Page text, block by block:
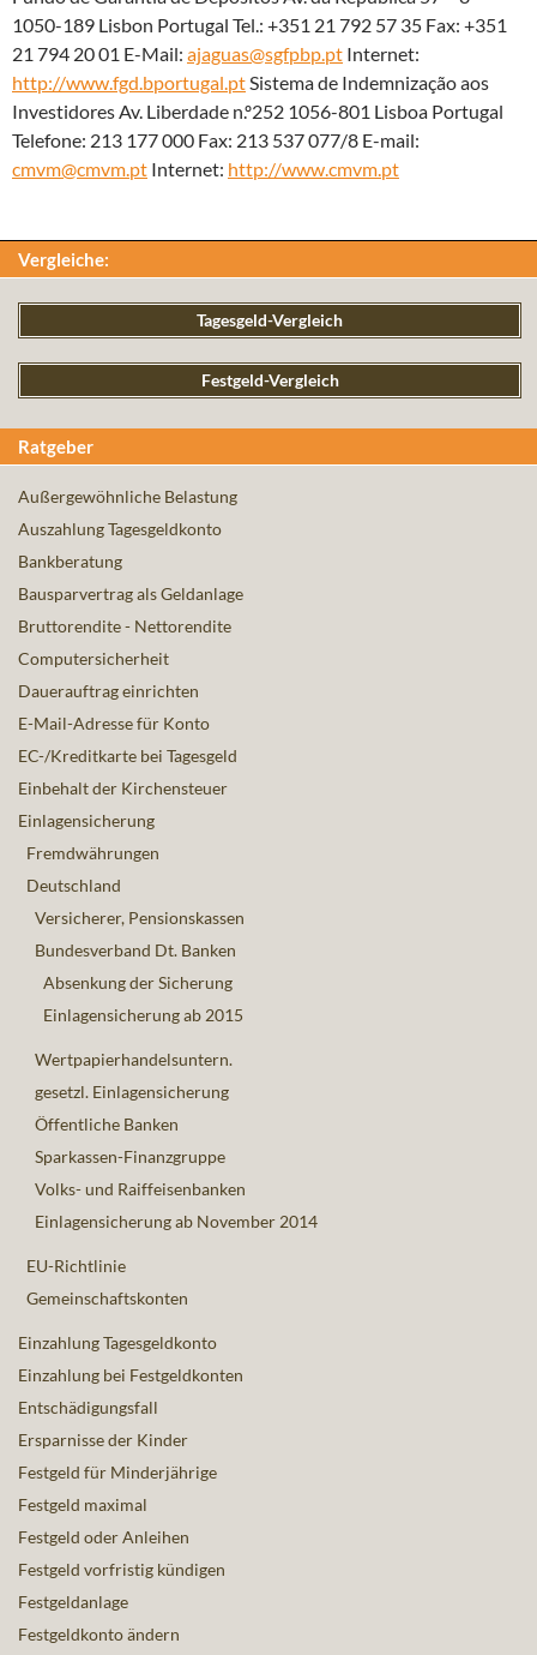
1050-189 Lisbon Portugal Tel.: +351 21 792 57 35 Fax: +351
21 794 20 01 E-Mail: ajaguas@sgfpbp.pt Internet:
http://www.fgd.bportugal.ptSistema de Indemnização aos
Investidores Av. Liberdade n.º252 1056-801 Lisboa Portugal
Telefone: 213 177 000 Fax: 213 537 077/8 E-mail:
cmvm@cmvm.pt Internet: http://www.cmvm.pt
Vergleiche:
Tagesgeld-Vergleich
Festgeld-Vergleich
Ratgeber
Außergewöhnliche Belastung
Auszahlung Tagesgeldkonto
Bankberatung
Bausparvertrag als Geldanlage
Bruttorendite - Nettorendite
Computersicherheit
Dauerauftrag einrichten
E-Mail-Adresse für Konto
EC-/Kreditkarte bei Tagesgeld
Einbehalt der Kirchensteuer
Einlagensicherung
Fremdwährungen
Deutschland
Versicherer, Pensionskassen
Bundesverband Dt. Banken
Absenkung der Sicherung
Einlagensicherung ab 2015
Wertpapierhandelsuntern.
gesetzl. Einlagensicherung
Öffentliche Banken
Sparkassen-Finanzgruppe
Volks- und Raiffeisenbanken
Einlagensicherung ab November 2014
EU-Richtlinie
Gemeinschaftskonten
Einzahlung Tagesgeldkonto
Einzahlung bei Festgeldkonten
Entschädigungsfall
Ersparnisse der Kinder
Festgeld für Minderjährige
Festgeld maximal
Festgeld oder Anleihen
Festgeld vorfristig kündigen
Festgeldanlage
Festgeldkonto ändern